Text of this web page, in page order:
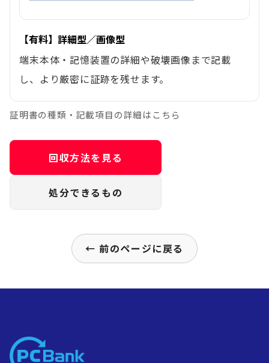
【有料】詳細型／画像型
端末本体・記憶装置の詳細や破壊画像まで記載
し、より厳密に証跡を残せます。
証明書の種類・記載項目の詳細はこちら
回収方法を見る
処分できるもの
← 前のページに戻る